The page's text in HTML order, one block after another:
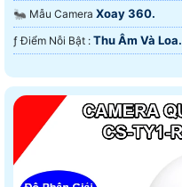
🐜 Mẫu Camera Xoay 360.
️ƒ Điểm Nỗi Bật : Thu Âm Và Loa.